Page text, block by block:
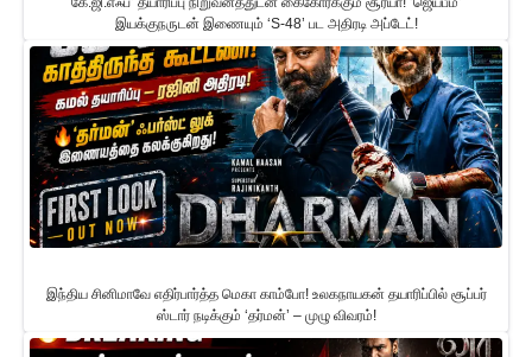
இயக்குநருடன் இணையும் ‘S-48’ பட அதிரடி அப்டேட்!
இந்திய சினிமாவே எதிர்பார்த்த மெகா காம்போ! உலகநாயகன் தயாரிப்பில் சூப்பர்
ஸ்டார் நடிக்கும் ‘தர்மன்’ – முழு விவரம்!